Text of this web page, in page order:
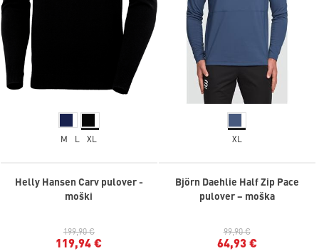
M L XL
Helly Hansen Carv pulover -
moški
199,90 €
119,94 €
XL
Björn Daehlie Half Zip Pace
pulover – moška
99,90 €
64,93 €